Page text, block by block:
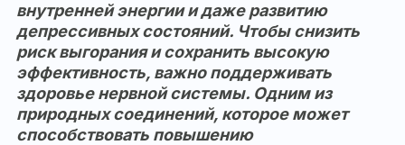
внутренней энергии и даже развитию
депрессивных состояний. Чтобы снизить
риск выгорания и сохранить высокую
эффективность, важно поддерживать
здоровье нервной системы. Одним из
природных соединений, которое может
способствовать повышению